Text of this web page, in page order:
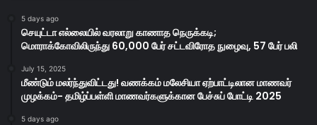
5 days ago
செயுட்டா எல்லையில் வரலாறு காணாத நெருக்கடி;
மொராக்கோவிலிருந்து 60,000 பேர் சட்டவிரோத நுழைவு, 57 பேர் பலி
July 15, 2025
மீண்டும் மலர்ந்துவிட்டது! வணக்கம் மலேசியா ஏற்பாட்டிலான மாணவர்
முழக்கம்- தமிழ்ப்பள்ளி மாணவர்களுக்கான பேச்சுப் போட்டி 2025
5 days ago